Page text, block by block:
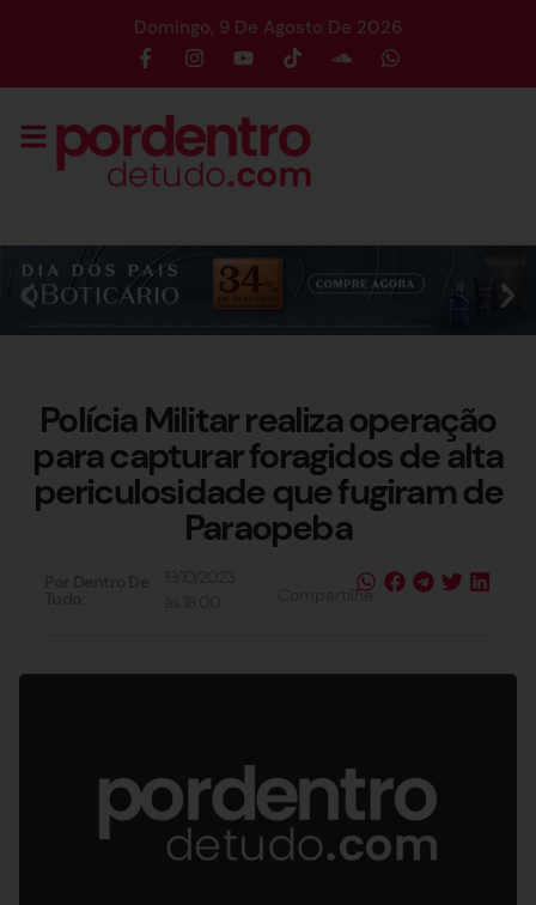
Domingo, 9 De Agosto De 2026
Polícia Militar realiza operação
para capturar foragidos de alta
periculosidade que fugiram de
Paraopeba
Compartilhe